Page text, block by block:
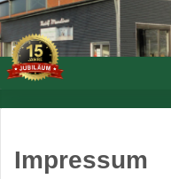
Impressum